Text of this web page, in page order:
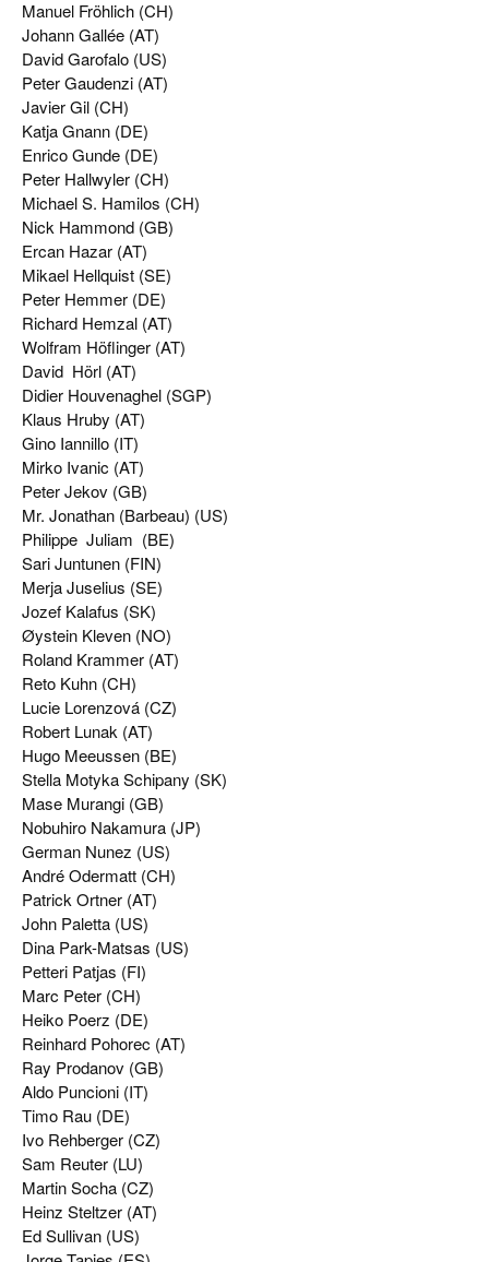
Manuel Fröhlich (CH)
Johann Gallée (AT)
David Garofalo (US)
Peter Gaudenzi (AT)
Javier Gil (CH)
Katja Gnann (DE)
Enrico Gunde (DE)
Peter Hallwyler (CH)
Michael S. Hamilos (CH)
Nick Hammond (GB)
Ercan Hazar (AT)
Mikael Hellquist (SE)
Peter Hemmer (DE)
Richard Hemzal (AT)
Wolfram Höflinger (AT)
David Hörl (AT)
Didier Houvenaghel (SGP)
Klaus Hruby (AT)
Gino Iannillo (IT)
Mirko Ivanic (AT)
Peter Jekov (GB)
Mr. Jonathan (Barbeau) (US)
Philippe Juliam (BE)
Sari Juntunen (FIN)
Merja Juselius (SE)
Jozef Kalafus (SK)
Øystein Kleven (NO)
Roland Krammer (AT)
Reto Kuhn (CH)
Lucie Lorenzová (CZ)
Robert Lunak (AT)
Hugo Meeussen (BE)
Stella Motyka Schipany (SK)
Mase Murangi (GB)
Nobuhiro Nakamura (JP)
German Nunez (US)
André Odermatt (CH)
Patrick Ortner (AT)
John Paletta (US)
Dina Park-Matsas (US)
Petteri Patjas (FI)
Marc Peter (CH)
Heiko Poerz (DE)
Reinhard Pohorec (AT)
Ray Prodanov (GB)
Aldo Puncioni (IT)
Timo Rau (DE)
Ivo Rehberger (CZ)
Sam Reuter (LU)
Martin Socha (CZ)
Heinz Steltzer (AT)
Ed Sullivan (US)